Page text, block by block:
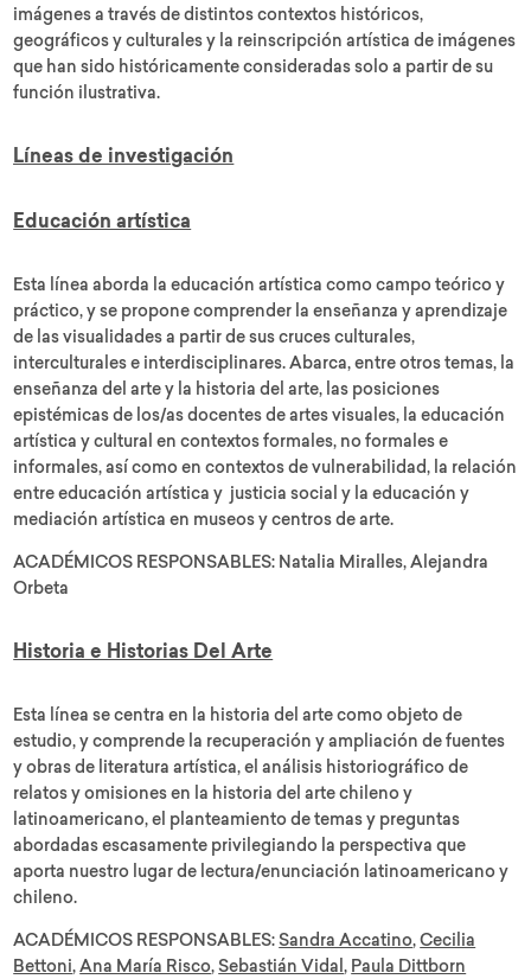
imágenes a través de distintos contextos históricos,
geográficos y culturales y la reinscripción artística de imágenes
que han sido históricamente consideradas solo a partir de su
función ilustrativa.
Líneas de investigación
Educación artística
Esta línea aborda la educación artística como campo teórico y
práctico, y se propone comprender la enseñanza y aprendizaje
de las visualidades a partir de sus cruces culturales,
interculturales e interdisciplinares. Abarca, entre otros temas, la
enseñanza del arte y la historia del arte, las posiciones
epistémicas de los/as docentes de artes visuales, la educación
artística y cultural en contextos formales, no formales e
informales, así como en contextos de vulnerabilidad, la relación
entre educación artística y justicia social y la educación y
mediación artística en museos y centros de arte.
ACADÉMICOS RESPONSABLES: Natalia Miralles, Alejandra
Orbeta
Historia e Historias Del Arte
Esta línea se centra en la historia del arte como objeto de
estudio, y comprende la recuperación y ampliación de fuentes
y obras de literatura artística, el análisis historiográfico de
relatos y omisiones en la historia del arte chileno y
latinoamericano, el planteamiento de temas y preguntas
abordadas escasamente privilegiando la perspectiva que
aporta nuestro lugar de lectura/enunciación latinoamericano y
chileno.
ACADÉMICOS RESPONSABLES:Sandra Accatino,Cecilia
Bettoni,Ana María Risco,Sebastián Vidal, Paula Dittborn